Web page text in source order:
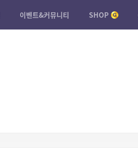
이벤트&커뮤니티 SHOP